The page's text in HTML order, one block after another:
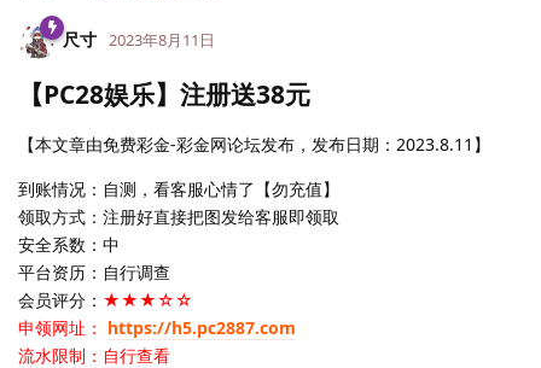
尺寸 2023年8月11日
【PC28娱乐】注册送38元
【本文章由免费彩金-彩金网论坛发布，发布日期：2023.8.11】
到账情况：自测，看客服心情了【勿充值】
领取方式：注册好直接把图发给客服即领取
安全系数：中
平台资历：自行调查
会员评分： ★★★☆☆
申领网址： https://h5.pc2887.com
流水限制：自行查看